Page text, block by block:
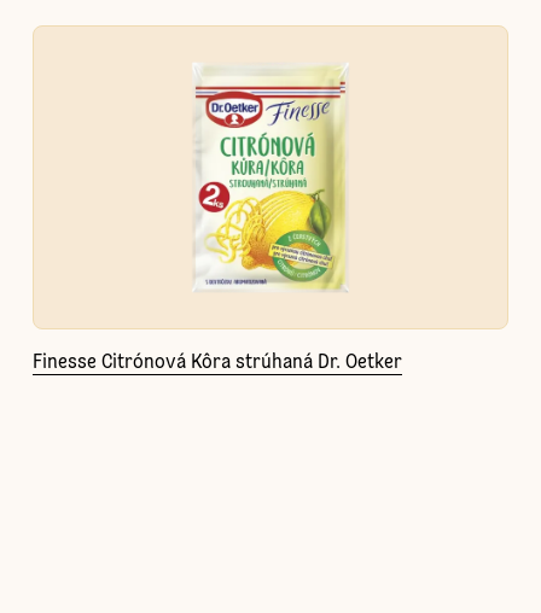
Finesse Citrónová Kôra strúhaná Dr. Oetker